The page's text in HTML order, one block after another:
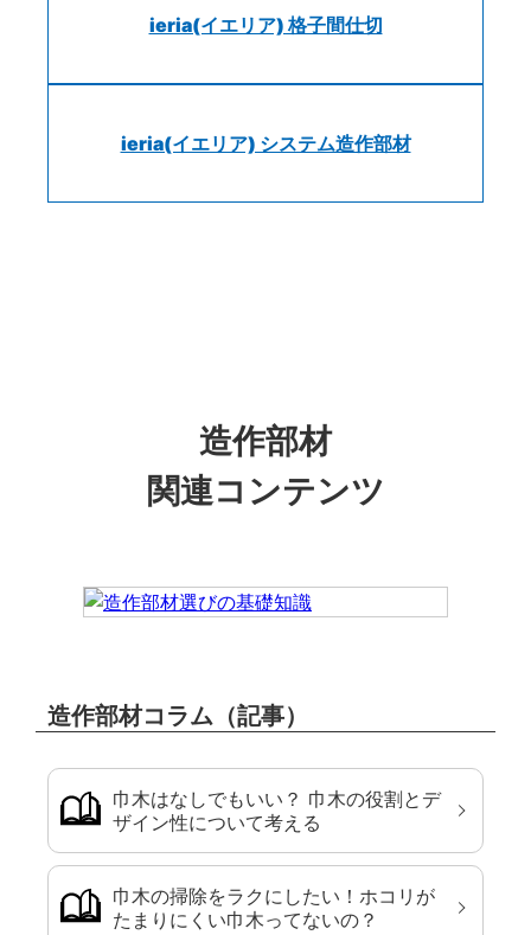
ieria(イエリア) 格子間仕切
ieria(イエリア) システム造作部材
造作部材
関連コンテンツ
造作部材コラム（記事）
巾木はなしでもいい？ 巾木の役割とデ
ザイン性について考える
巾木の掃除をラクにしたい！ホコリが
たまりにくい巾木ってないの？